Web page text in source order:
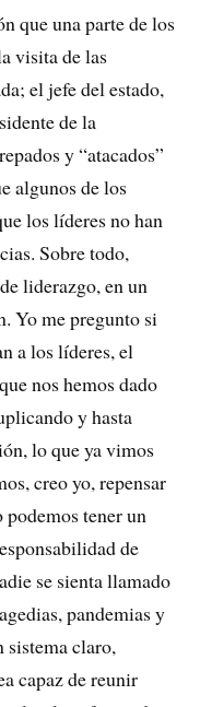
que una parte de los
visita de las
el jefe del estado,
de la
y “atacados”
algunos de los
los líderes no han
Sobre todo,
liderazgo, en un
Yo me pregunto si
a los líderes, el
nos hemos dado
y hasta
lo que ya vimos
creo yo, repensar
podemos tener un
de
se sienta llamado
pandemias y
sistema claro,
capaz de reunir